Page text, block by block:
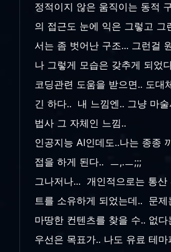
정적이지 않은 움직이는 동적
의 접근도 눈에 익은 그렇고 그
서는 좀 벗어난 구조... 그런걸
나 그렇게 모습은 갖추게 되었
코딩관련 도움을 받으면.. 도대
긴 하다.. 내 느낌엔.. 그냥 마
법사 그 자체인 느낌..
인공지능 AI인데도..나는 종종
접을 하게 된다.. ㅡ,.ㅡ;;;
그나저나... 개인적으로는 통산
트를 소유하게 되었는데.. 문
마땅한 컨텐츠를 찾을 수.. 없다
우선은 목표가.. 나도 유료 테